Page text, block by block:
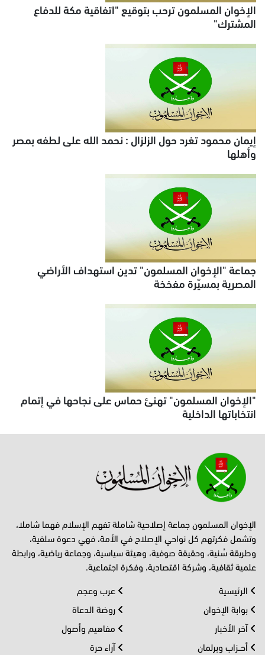
الإخوان المسلمون ترحب بتوقيع "اتفاقية مكة للدفاع
المشترك"
إيمان محمود تغرد حول الزلزال : نحمد الله على لطفه بمصر
وأهلها
جماعة "الإخوان المسلمون" تدين استهداف الأراضي
المصرية بمسيّرة مفخخة
"الإخوان المسلمون" تهنئ حماس على نجاحها في إتمام
انتخاباتها الداخلية
الإخوان المسلمون جماعة إصلاحية شاملة تفهم الإسلام فهما شاملا،
وتشمل فكرتهم كل نواحي الإصلاح في الأمة، فهي دعوة سلفية،
وطريقة سُنية، وحقيقة صوفية، وهيئة سياسية، وجماعة رياضية، ورابطة
علمية ثقافية، وشركة اقتصادية، وفكرة اجتماعية.
الرئيسية
بوابة الإخوان
آخر الأخبار
أحــزاب وبرلمان
عرب وعجم
روضة الدعاة
مفاهيم وأصول
آراء حرة